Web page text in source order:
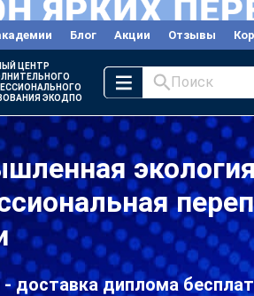
Блог Акции Отзывы
ЦЕНТР
ЭКОДПО
Поиск
- доставка диплома